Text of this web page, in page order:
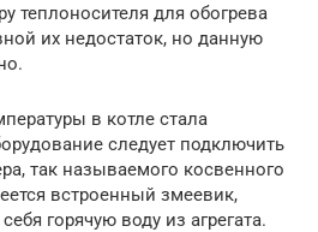
теплоносителя для обогрева
их недостаток, но данную
в котле стала
следует подключить
так называемого косвенного
встроенный змеевик,
горячую воду из агрегата.